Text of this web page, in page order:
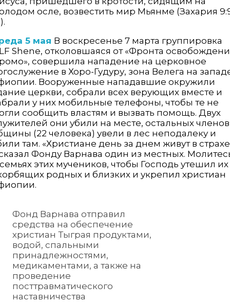
осле, возвестить мир Мьянме (Захария
5 мая В воскресенье 7 марта группировка
Shene, отколовшаяся от «Фронта
совершила нападение на церковное
в Хоро-Гудуру, зона Велега на
Вооруженные нападавшие окружили
церкви, собрали всех верующих вместе и
у них мобильные телефоны, чтобы те не
сообщить властям и вызвать помощь. Двух
они убили на месте, остальных членов
(22 человека) увели в лес неподалеку и
там. «Христиане день за днем живут в
Фонду Варнава один из местных.
этих мучеников, чтобы Господь утешил их
родных и близких и укрепил христиан
Фонд Варнава отправил
средства на обеспечение
христиан Тыграя продуктами,
водой, спальными
принадлежностями,
медикаментами, а также на
проведение
посттравматического
наставничества